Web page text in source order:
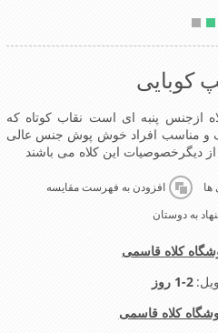
کوبایی
ازجنس پنبه ای است نقاب کوتاه که
و مناسب افراد خوش پوش جنس عالی
این کلاه می باشند
ها افزودن به فهرست مقایسه
به دوستان
کلاه قاسمی
1-2 روز
کلاه قاسمی